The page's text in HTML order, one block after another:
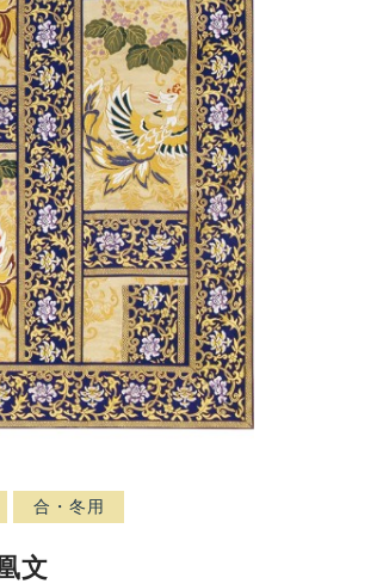
合・冬用
文